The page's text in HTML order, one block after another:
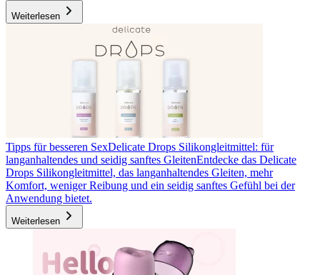
Weiterlesen
Tipps für besseren SexDelicate Drops Silikongleitmittel: für
langanhaltendes und seidig sanftes GleitenEntdecke das Delicate
Drops Silikongleitmittel, das langanhaltendes Gleiten, mehr
Komfort, weniger Reibung und ein seidig sanftes Gefühl bei der
Anwendung bietet.
Weiterlesen